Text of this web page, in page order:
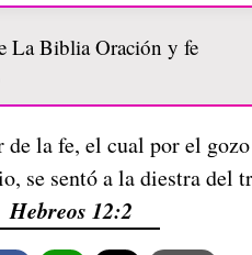
de la fe, el cual por el
se sentó a la diestra del
Hebreos 12:2